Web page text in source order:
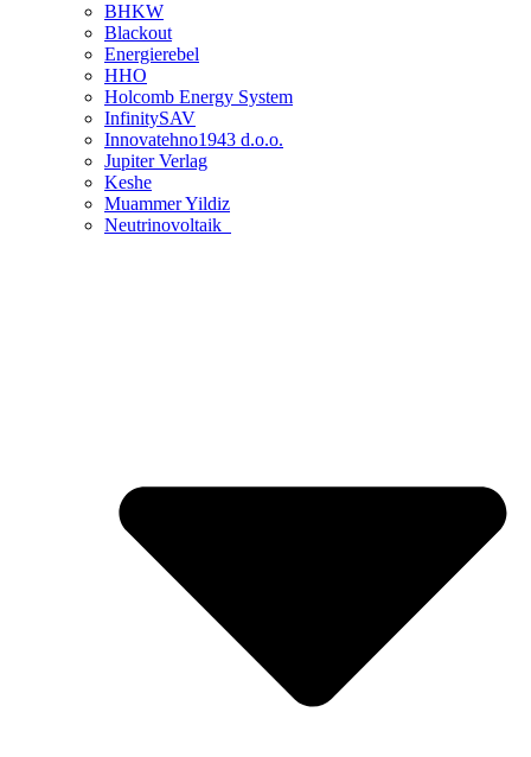
BHKW
Blackout
Energierebel
HHO
Holcomb Energy System
InfinitySAV
Innovatehno1943 d.o.o.
Jupiter Verlag
Keshe
Muammer Yildiz
Neutrinovoltaik